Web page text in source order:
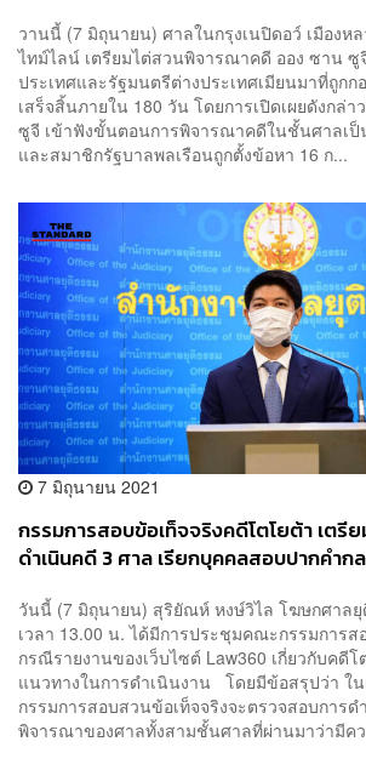
วานนี้ (7 มิถุนายน) ศาลในกรุงเนปิดอว์ เมืองหล
ไทม์ไลน์ เตรียมไต่สวนพิจารณาคดี ออง ซาน ซู
ประเทศและรัฐมนตรีต่างประเทศเมียนมาที่ถูกก
เสร็จสิ้นภายใน 180 วัน โดยการเปิดเผยดังกล่
ซูจี เข้าฟังขั้นตอนการพิจารณาคดีในชั้นศาลเป็
และสมาชิกรัฐบาลพลเรือนถูกตั้งข้อหา 16 ก...
7 มิถุนายน 2021
กรรมการสอบข้อเท็จจริงคดีโตโยต้า เต
ดำเนินคดี 3 ศาล เรียกบุคคลสอบปากคำก
วันนี้ (7 มิถุนายน) สุริยัณห์ หงษ์วิไล โฆษกศาลยุ
เวลา 13.00 น. ได้มีการประชุมคณะกรรมการส
กรณีรายงานของเว็บไซต์ Law360 เกี่ยวกับคดี
แนวทางในการดำเนินงาน โดยมีข้อสรุปว่า ใ
กรรมการสอบสวนข้อเท็จจริงจะตรวจสอบการด
พิจารณาของศาลทั้งสามชั้นศาลที่ผ่านมาว่ามีค